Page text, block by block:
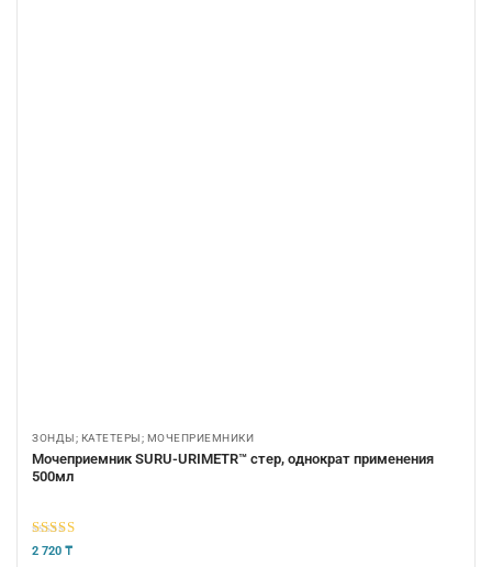
ЗОНДЫ; КАТЕТЕРЫ; МОЧЕПРИЕМНИКИ
Мочеприемник SURU-URIMETR™ стер, однократ применения
500мл
5 из 5
2 720 ₸